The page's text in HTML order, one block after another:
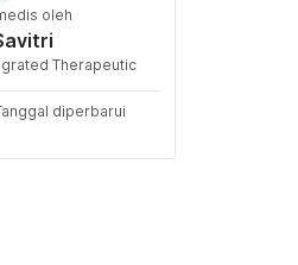
oleh
Therapeutic
diperbarui